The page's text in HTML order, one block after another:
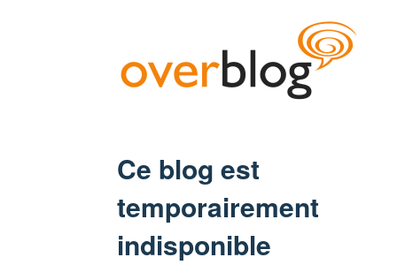
Ce blog est
temporairement
indisponible